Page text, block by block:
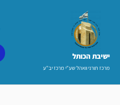
ישיבת הכותל​
מרכז תורני וואהל שע"י מרכז יב"ע